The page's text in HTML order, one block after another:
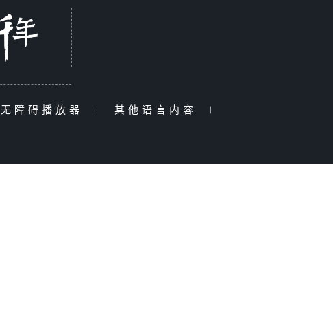
无障碍播放器 | 其他语言内容 |